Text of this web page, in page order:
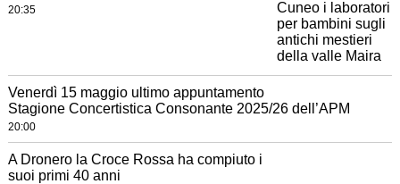
20:35
Venerdì 15 maggio ultimo appuntamento
Stagione Concertistica Consonante 2025/26 dell’APM
20:00
A Dronero la Croce Rossa ha compiuto i
suoi primi 40 anni